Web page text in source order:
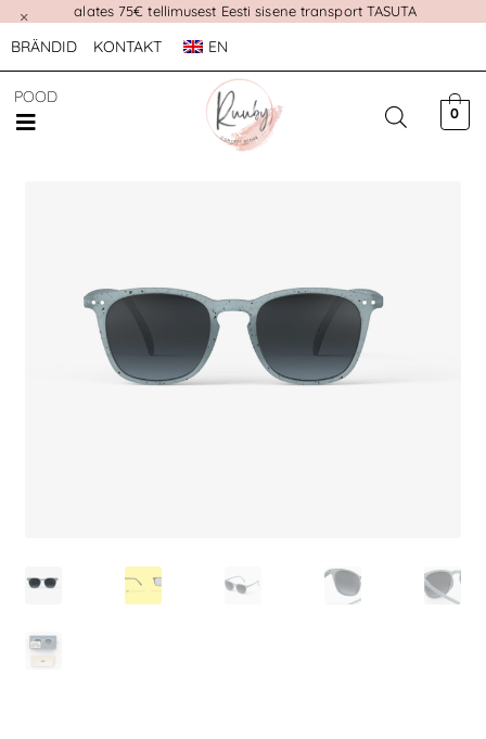
alates 75€ tellimusest Eesti sisene transport TASUTA
×
BRÄNDID KONTAKT EN
POOD
0